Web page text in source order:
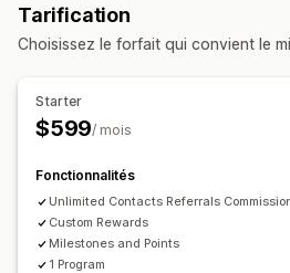
Avantages échelonnés
Suivi des réalisations
Analyses de données
Réductions Suivi par e-mail
Suivi de produit
Protection contre
Suivi en temps réel
Tarification
Choisissez le forfait qui convient le
Starter
$599/ mois
Fonctionnalités
Unlimited Contacts Referrals
Custom Rewards
Milestones and Points
1 Program